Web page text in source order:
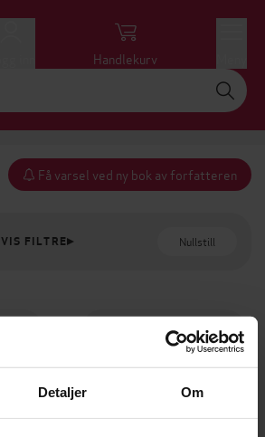
Detaljer Om
Handlekurv
Få varsel ved ny bok av forfatteren
VIS FILTRE Nullstill